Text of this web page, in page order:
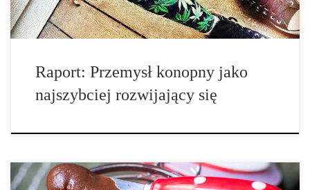
Raport: Przemysł konopny jako
najszybciej rozwijający się